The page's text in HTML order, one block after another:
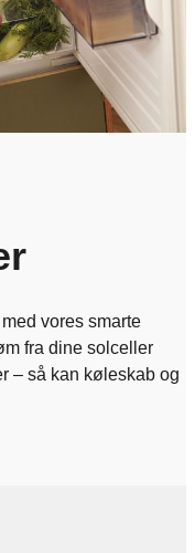
vores smarte
fra dine solceller
– så kan køleskab og